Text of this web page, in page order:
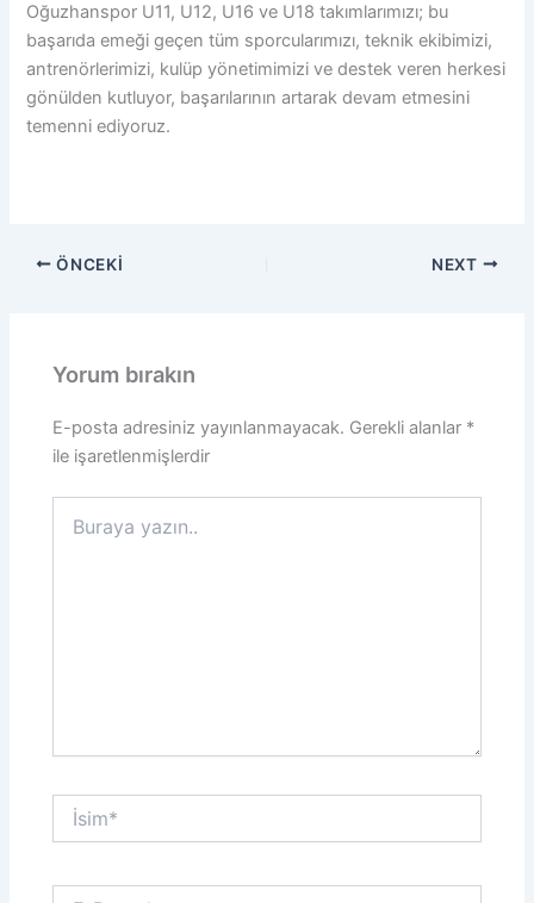
Oğuzhanspor U11, U12, U16 ve U18 takımlarımızı; bu
başarıda emeği geçen tüm sporcularımızı, teknik ekibimizi,
antrenörlerimizi, kulüp yönetimimizi ve destek veren herkesi
gönülden kutluyor, başarılarının artarak devam etmesini
temenni ediyoruz.
ÖNCEKI NEXT
Yorum bırakın
E-posta adresiniz yayınlanmayacak. Gerekli alanlar *
ile işaretlenmişlerdir
yazın..
İsim*